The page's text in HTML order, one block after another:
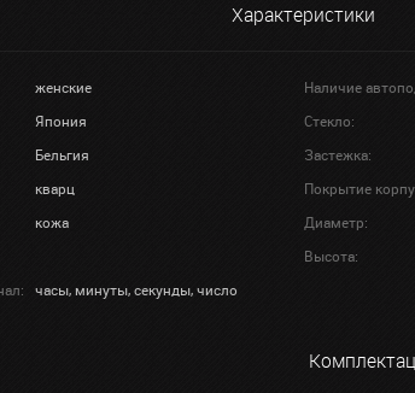
Характеристики
женские Наличие
Япония Стекло:
Бельгия Застежка:
кварц Покрытие
кожа Диаметр:
Высота:
часы, минуты, секунды, число